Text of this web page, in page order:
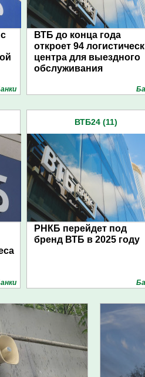
ВТБ до конца года
откроет 94
центра для выездного
обслуживания
ВТБ24 (11)
РНКБ перейдет под
бренд ВТБ в 2025 году